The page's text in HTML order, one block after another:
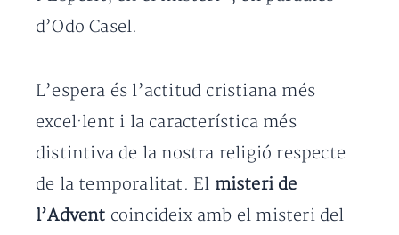
d’Odo Casel.
L’espera és l’actitud cristiana més
excel·lent i la característica més
distintiva de la nostra religió respecte
de la temporalitat. El misteri de
l’Advent coincideix amb el misteri del